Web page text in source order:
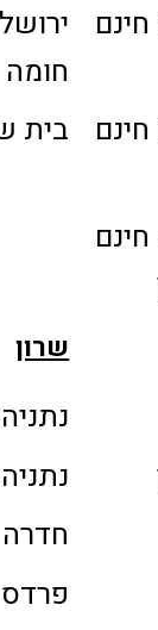
חומה
בית
שרון
חדרה